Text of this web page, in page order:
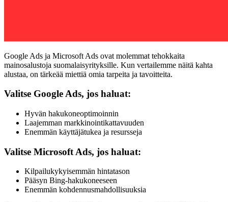
Google Ads ja Microsoft Ads ovat molemmat tehokkaita
mainosalustoja suomalaisyrityksille. Kun vertailemme näitä kahta
alustaa, on tärkeää miettiä omia tarpeita ja tavoitteita.
Valitse Google Ads, jos haluat:
Hyvän hakukoneoptimoinnin
Laajemman markkinointikattavuuden
Enemmän käyttäjätukea ja resursseja
Valitse Microsoft Ads, jos haluat:
Kilpailukykyisemmän hintatason
Pääsyn Bing-hakukoneeseen
Enemmän kohdennusmahdollisuuksia